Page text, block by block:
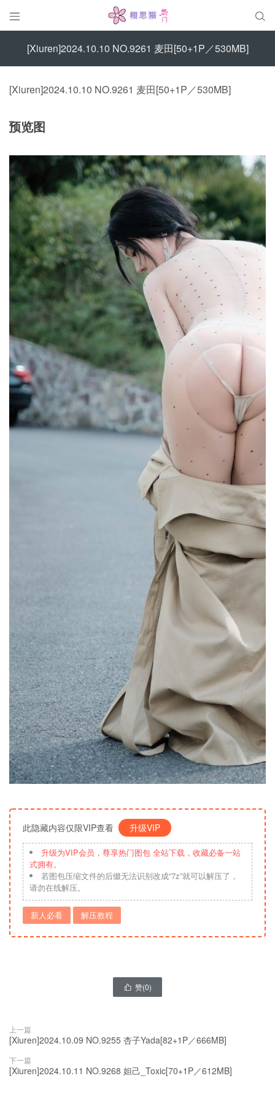
 
[Xiuren]2024.10.10 NO.9261 麦田[50+1P／530MB]
[Xiuren]2024.10.10 NO.9261 麦田[50+1P／530MB]
预览图
此隐藏内容仅限VIP查看 升级VIP
升级为VIP会员，尊享热门图包 全站下载，收藏必备一站
式拥有。
若图包压缩文件的后缀无法识别改成“7z”就可以解压了，
请勿在线解压。
新人必看 解压教程
 赞(0)
上一篇
[Xiuren]2024.10.09 NO.9255 杏子Yada[82+1P／666MB]
下一篇
[Xiuren]2024.10.11 NO.9268 妲己_Toxic[70+1P／612MB]